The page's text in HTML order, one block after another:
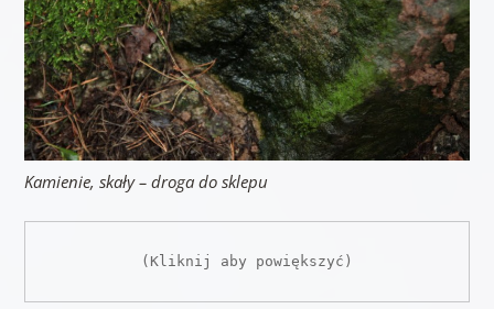
Kamienie, skały – droga do sklepu
(Kliknij aby powiększyć)